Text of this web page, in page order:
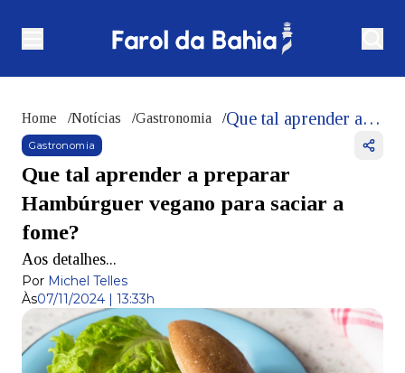
Home /Notícias /Gastronomia / Que tal aprender a preparar Hambúrguer vegano para saciar a fome?
Gastronomia
Que tal aprender a preparar
Hambúrguer vegano para saciar a
fome?
Aos detalhes...
Por Michel Telles
Às07/11/2024 | 13:33h